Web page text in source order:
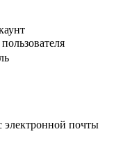
электронной почты